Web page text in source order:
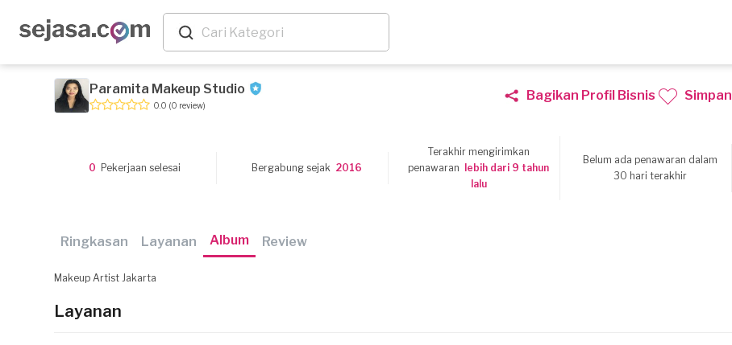
Paramita Makeup Studio
0.0 (0 review)
Bagikan Profil Bisnis Simpan
0 Pekerjaan selesai Bergabung sejak 2016
Terakhir mengirimkan
penawaran
lebih dari 9 tahun
lalu
Belum ada penawaran dalam
30 hari terakhir
Ringkasan Layanan Album Review
Makeup Artist Jakarta
Layanan